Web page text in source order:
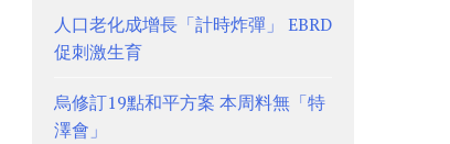
人口老化成增長「計時炸彈」 EBRD
促刺激生育
烏修訂19點和平方案 本周料無「特
澤會」